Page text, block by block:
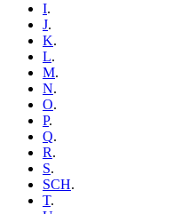
I.
J.
K.
L.
M.
N.
O.
P.
Q.
R.
S.
SCH.
T.